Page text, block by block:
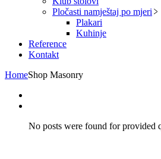
Pločasti namještaj po mjeri
Plakari
Kuhinje
Reference
Kontakt
HomeShop Masonry
No posts were found for provided